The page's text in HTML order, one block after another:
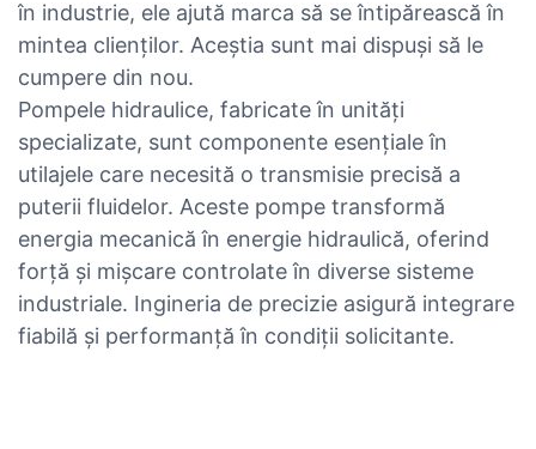
în industrie, ele ajută marca să se întipărească în
mintea clienților. Aceștia sunt mai dispuși să le
cumpere din nou.
Pompele hidraulice, fabricate în unități
specializate, sunt componente esențiale în
utilajele care necesită o transmisie precisă a
puterii fluidelor. Aceste pompe transformă
energia mecanică în energie hidraulică, oferind
forță și mișcare controlate în diverse sisteme
industriale. Ingineria de precizie asigură integrare
fiabilă și performanță în condiții solicitante.